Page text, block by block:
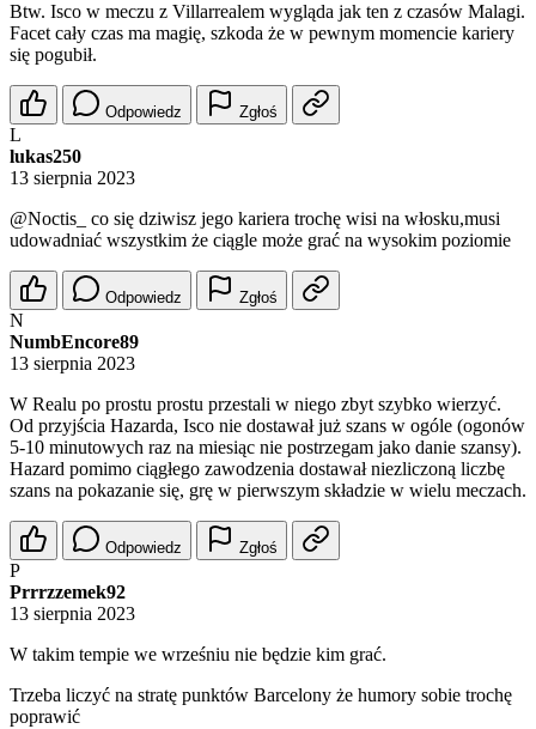
Btw. Isco w meczu z Villarrealem wygląda jak ten z czasów Malagi.
Facet cały czas ma magię, szkoda że w pewnym momencie kariery
się pogubił.
Odpowiedz Zgłoś
L
lukas250
13 sierpnia 2023
@Noctis_
co się dziwisz jego kariera trochę wisi na włosku,musi
udowadniać wszystkim że ciągle może grać na wysokim poziomie
Odpowiedz Zgłoś
N
NumbEncore89
13 sierpnia 2023
W Realu po prostu prostu przestali w niego zbyt szybko wierzyć.
Od przyjścia Hazarda, Isco nie dostawał już szans w ogóle (ogonów
5-10 minutowych raz na miesiąc nie postrzegam jako danie szansy).
Hazard pomimo ciągłego zawodzenia dostawał niezliczoną liczbę
szans na pokazanie się, grę w pierwszym składzie w wielu meczach.
Odpowiedz Zgłoś
P
Prrrzzemek92
13 sierpnia 2023
W takim tempie we wrześniu nie będzie kim grać.
Trzeba liczyć na stratę punktów Barcelony że humory sobie trochę
poprawić